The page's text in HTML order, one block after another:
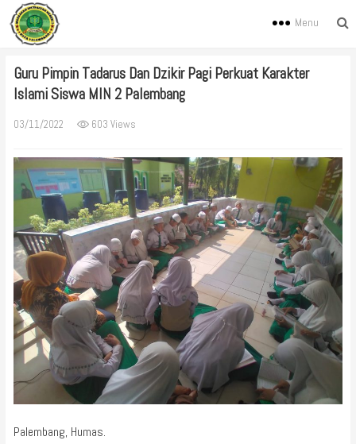
Menu
Guru Pimpin Tadarus Dan Dzikir Pagi Perkuat Karakter
Islami Siswa MIN 2 Palembang
03/11/2022 603 Views
Palembang, Humas.